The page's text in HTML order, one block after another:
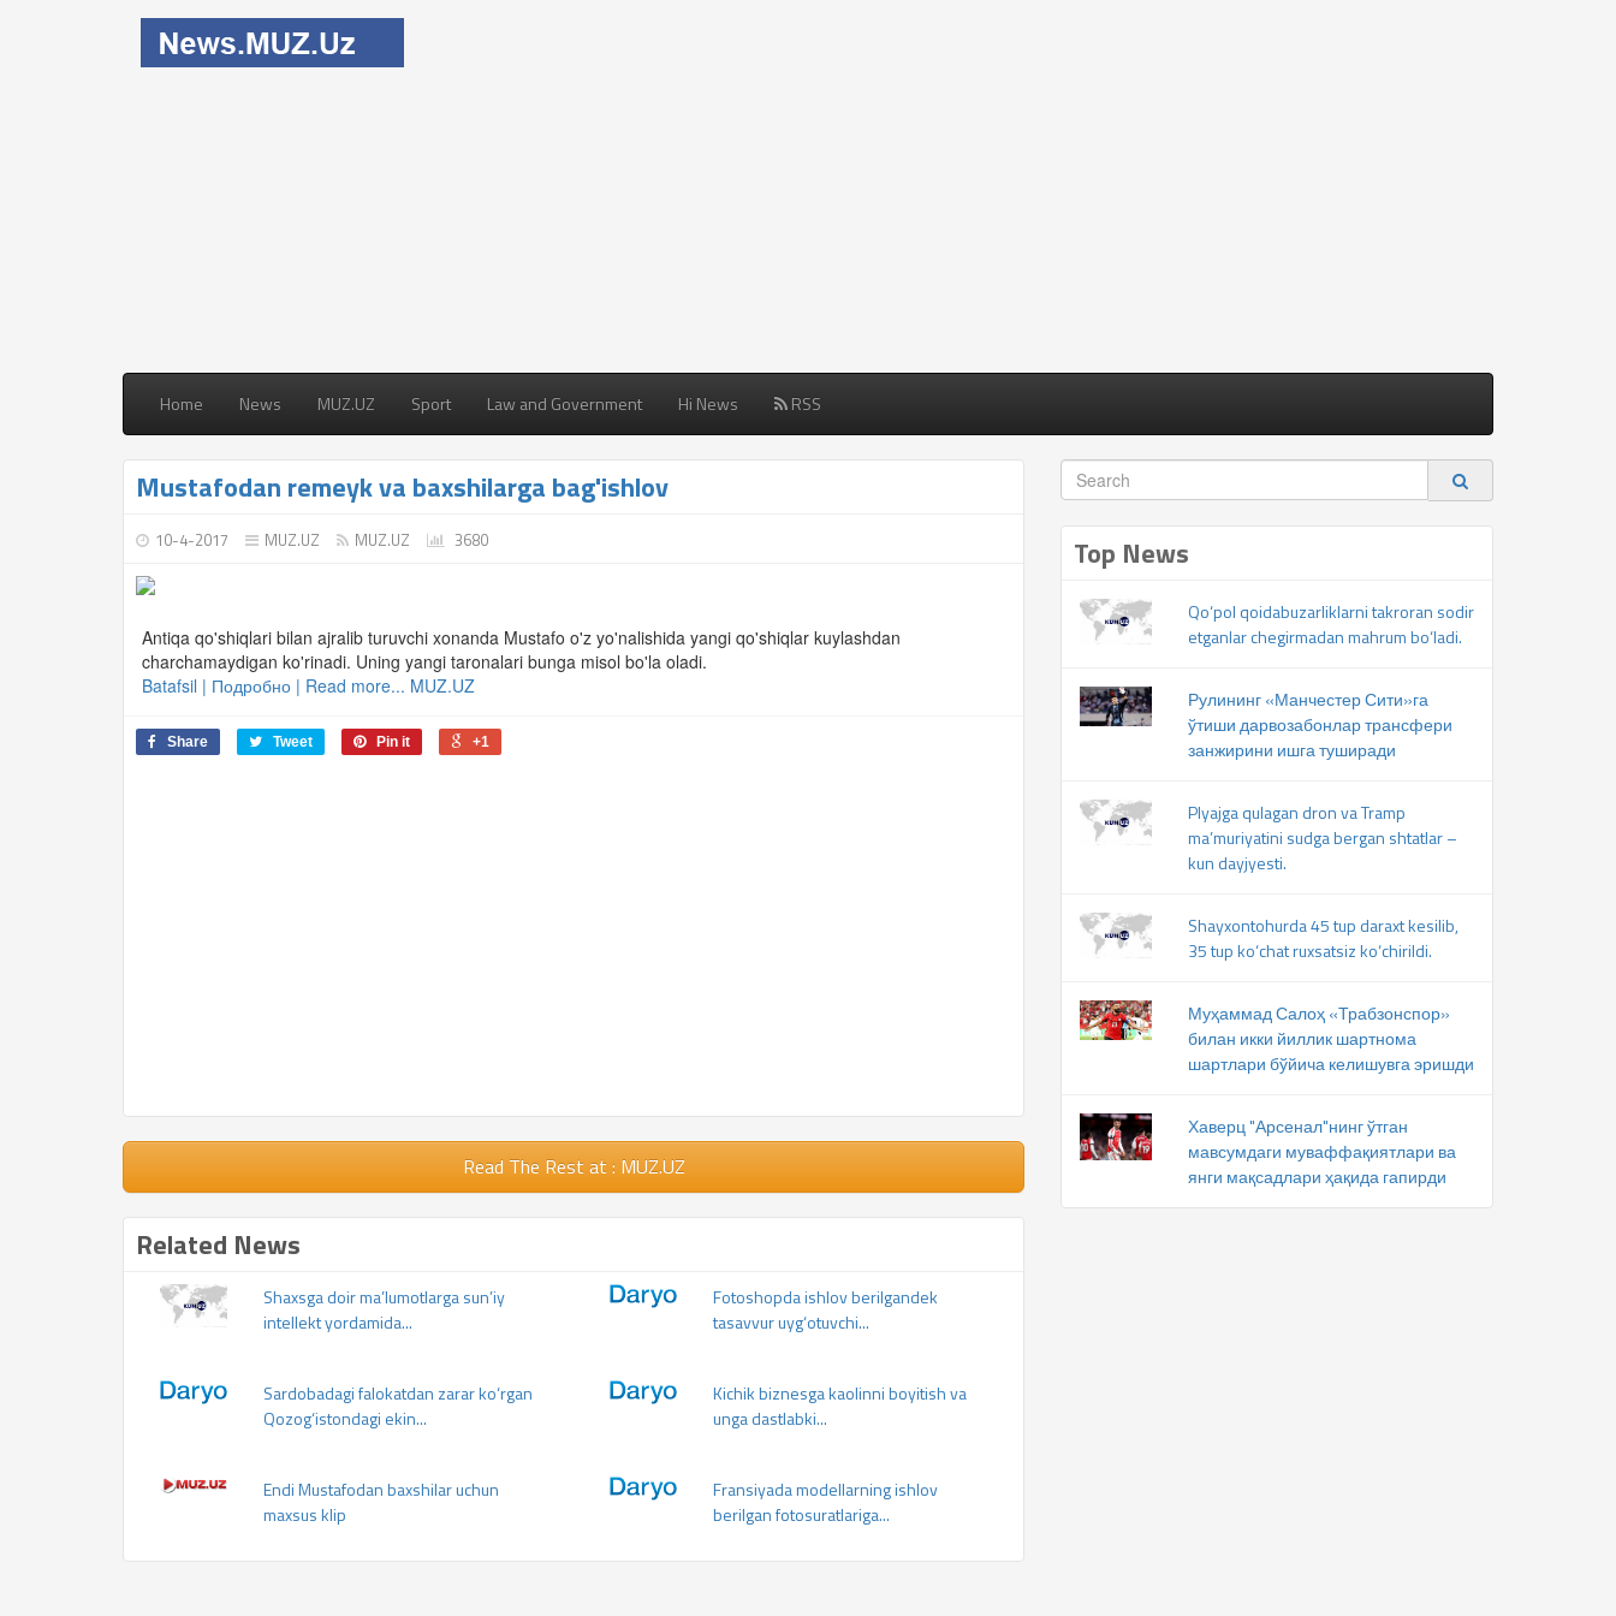
Home News MUZ.UZ Sport Law and Government Hi News RSS
Mustafodan remeyk va baxshilarga bag'ishlov
10-4-2017 MUZ.UZ MUZ.UZ 3680
Antiqa qo'shiqlari bilan ajralib turuvchi xonanda Mustafo o'z yo'nalishida yangi qo'shiqlar kuylashdan
charchamaydigan ko'rinadi. Uning yangi taronalari bunga misol bo'la oladi.
Batafsil | Подробно | Read more... MUZ.UZ
Share Tweet Pin it +1
Read The Rest at : MUZ.UZ
Related News
Shaxsga doir ma’lumotlarga sun’iy
intellekt yordamida...
Fotoshopda ishlov berilgandek
tasavvur uyg‘otuvchi...
Sardobadagi falokatdan zarar ko‘rgan
Qozog‘istondagi ekin...
Kichik biznesga kaolinni boyitish va
unga dastlabki...
Endi Mustafodan baxshilar uchun
maxsus klip
Fransiyada modellarning ishlov
berilgan fotosuratlariga...
Top News
Qo‘pol qoidabuzarliklarni takroran sodir
etganlar chegirmadan mahrum bo‘ladi.
Рулининг «Манчестер Сити»га
ўтиши дарвозабонлар трансфери
занжирини ишга туширади
Plyajga qulagan dron va Tramp
ma’muriyatini sudga bergan shtatlar –
kun dayjyesti.
Shayxontohurda 45 tup daraxt kesilib,
35 tup ko‘chat ruxsatsiz ko‘chirildi.
Муҳаммад Салоҳ «Трабзонспор»
билан икки йиллик шартнома
шартлари бўйича келишувга эришди
Хаверц "Арсенал"нинг ўтган
мавсумдаги муваффақиятлари ва
янги мақсадлари ҳақида гапирди